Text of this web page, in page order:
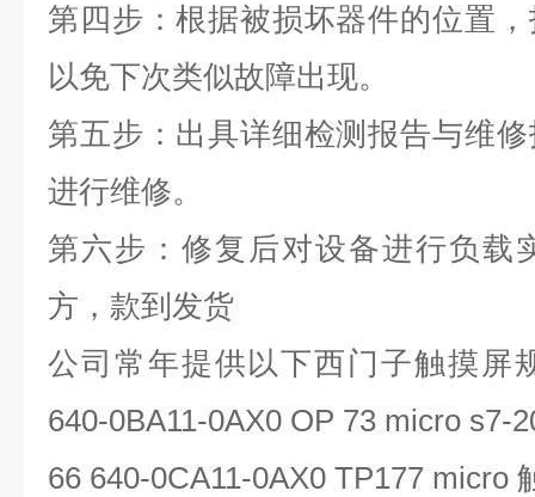
第四步：根据被损坏器件的位置
以免下次类似故障出现。
第五步：出具详细检测报告与维
进行维修。
第六步：修复后对设备进行负载
方，款到发货
公司常年提供以下西门子触摸屏
640-0BA11-0AX0 OP 73 micro s7-
66 640-0CA11-0AX0 TP177 micro